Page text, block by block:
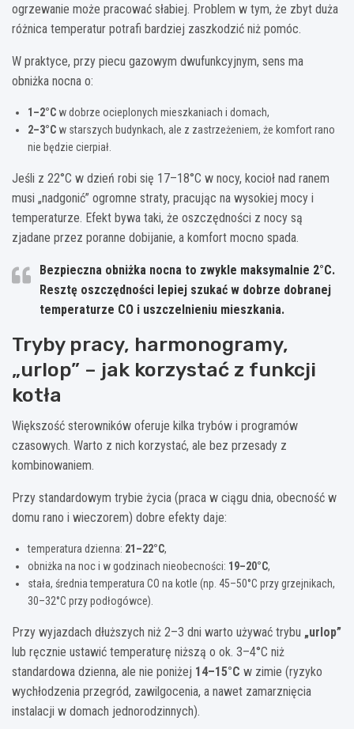
ogrzewanie może pracować słabiej. Problem w tym, że zbyt duża
różnica temperatur potrafi bardziej zaszkodzić niż pomóc.
W praktyce, przy piecu gazowym dwufunkcyjnym, sens ma
obniżka nocna o:
1–2°C w dobrze ocieplonych mieszkaniach i domach,
2–3°C w starszych budynkach, ale z zastrzeżeniem, że komfort rano
nie będzie cierpiał.
Jeśli z 22°C w dzień robi się 17–18°C w nocy, kocioł nad ranem
musi „nadgonić” ogromne straty, pracując na wysokiej mocy i
temperaturze. Efekt bywa taki, że oszczędności z nocy są
zjadane przez poranne dobijanie, a komfort mocno spada.
Bezpieczna obniżka nocna to zwykle maksymalnie 2°C.
Resztę oszczędności lepiej szukać w dobrze dobranej
temperaturze CO i uszczelnieniu mieszkania.
Tryby pracy, harmonogramy,
„urlop” – jak korzystać z funkcji
kotła
Większość sterowników oferuje kilka trybów i programów
czasowych. Warto z nich korzystać, ale bez przesady z
kombinowaniem.
Przy standardowym trybie życia (praca w ciągu dnia, obecność w
domu rano i wieczorem) dobre efekty daje:
temperatura dzienna: 21–22°C,
obniżka na noc i w godzinach nieobecności: 19–20°C,
stała, średnia temperatura CO na kotle (np. 45–50°C przy grzejnikach,
30–32°C przy podłogówce).
Przy wyjazdach dłuższych niż 2–3 dni warto używać trybu „urlop”
lub ręcznie ustawić temperaturę niższą o ok. 3–4°C niż
standardowa dzienna, ale nie poniżej 14–15°C w zimie (ryzyko
wychłodzenia przegród, zawilgocenia, a nawet zamarznięcia
instalacji w domach jednorodzinnych).